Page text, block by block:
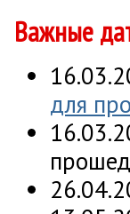
Важные
для